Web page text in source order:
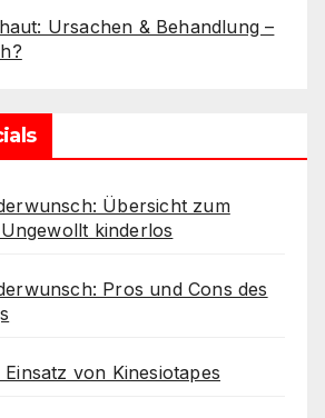
Ursachen & Behandlung –
Übersicht zum
kinderlos
Pros und Cons des
von Kinesiotapes